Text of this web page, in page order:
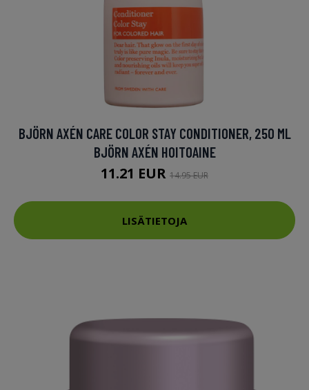
BJÖRN AXÉN CARE COLOR STAY CONDITIONER, 250 ML
BJÖRN AXÉN HOITOAINE
11.21 EUR 14.95 EUR
LISÄTIETOJA